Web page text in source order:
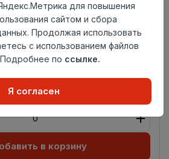
м
в корзину
для повышения
сайтом и сбора
Продолжая использовать
с использованием файлов
по ссылке.
Я согласен